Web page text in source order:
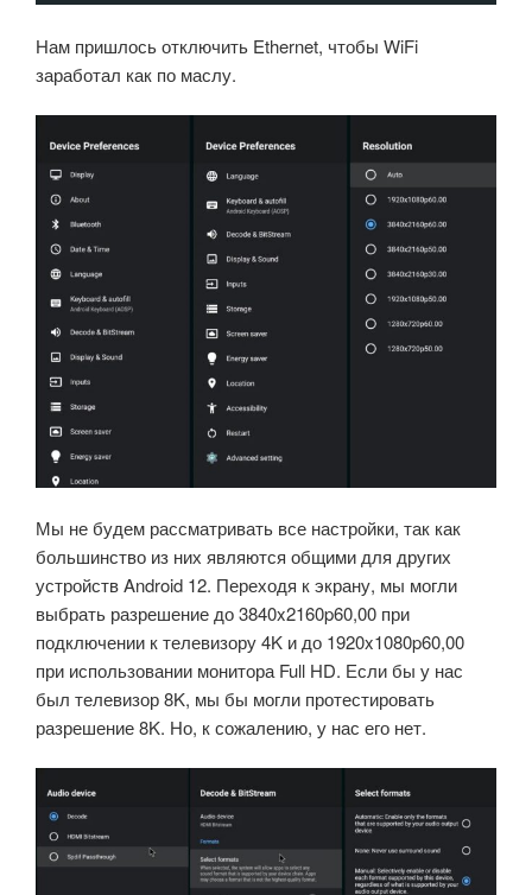
Нам пришлось отключить Ethernet, чтобы WiFi
заработал как по маслу.
Мы не будем рассматривать все настройки, так как
большинство из них являются общими для других
устройств Android 12. Переходя к экрану, мы могли
выбрать разрешение до 3840x2160p60,00 при
подключении к телевизору 4K и до 1920x1080p60,00
при использовании монитора Full HD. Если бы у нас
был телевизор 8K, мы бы могли протестировать
разрешение 8K. Но, к сожалению, у нас его нет.